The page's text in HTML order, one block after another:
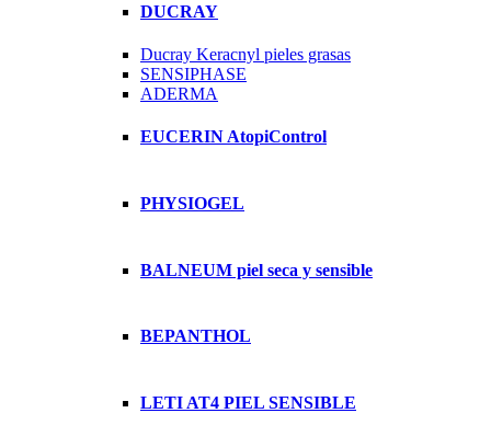
DUCRAY
Ducray Keracnyl pieles grasas
SENSIPHASE
ADERMA
EUCERIN AtopiControl
PHYSIOGEL
BALNEUM piel seca y sensible
BEPANTHOL
LETI AT4 PIEL SENSIBLE